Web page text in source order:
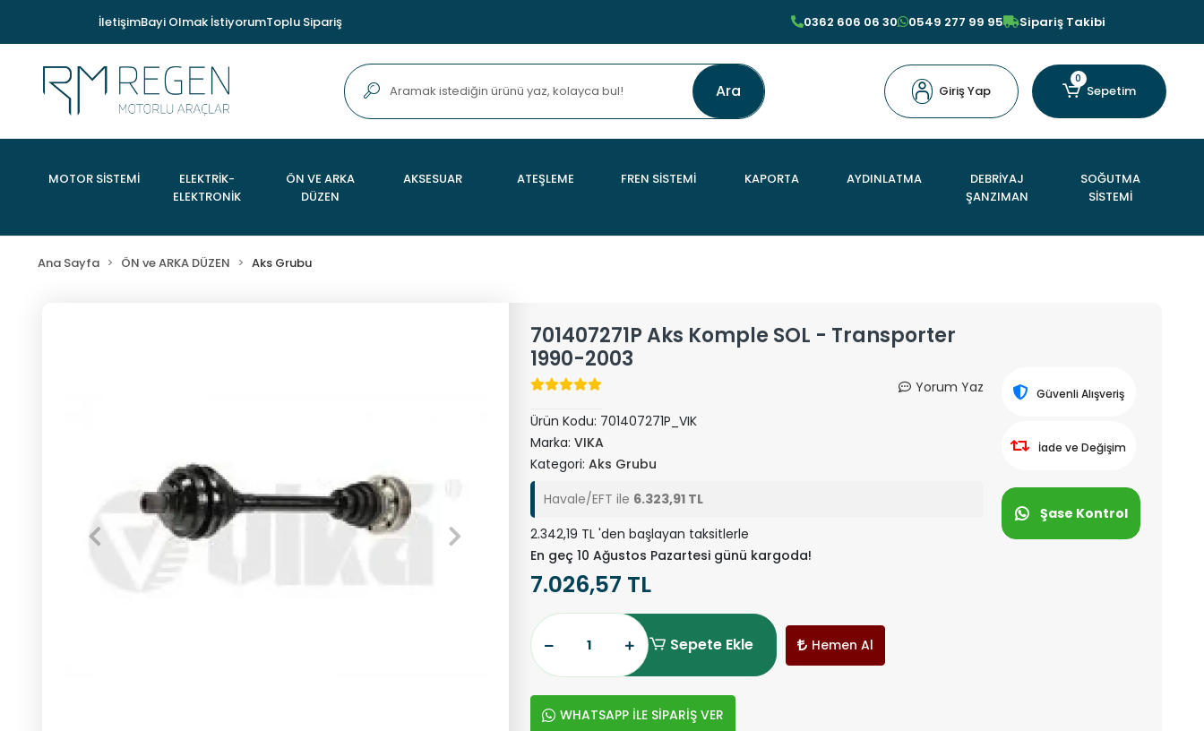
İletişimBayi Olmak İstiyorumToplu Sipariş 0362 606 06 30 0549 277 99 95 Sipariş Takibi
Ara Giriş Yap
0
Sepetim
MOTOR SİSTEMİ
ELEKTRİK-
ELEKTRONİK
ÖN VE ARKA
DÜZEN
AKSESUAR ATEŞLEME FREN SİSTEMİ KAPORTA AYDINLATMA
DEBRİYAJ
ŞANZIMAN
SOĞUTMA
SİSTEMİ
Ana Sayfa ÖN ve ARKA DÜZEN Aks Grubu
701407271P Aks Komple SOL - Transporter
1990-2003
Yorum Yaz
Ürün Kodu: 701407271P_VIK
Marka: VIKA
Kategori: Aks Grubu
Havale/EFT ile 6.323,91 TL
2.342,19 TL 'den başlayan taksitlerle
En geç 10 Ağustos Pazartesi günü kargoda!
7.026,57 TL
Sepete Ekle Hemen Al
WHATSAPP İLE SİPARİŞ VER
Güvenli Alışveriş
İade ve Değişim
Şase Kontrol